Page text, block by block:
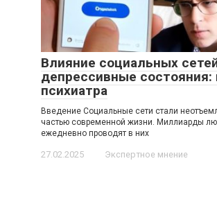
Влияние социальных
депрессивные состояния:
психиатра
Введение Социальные сети стали
частью современной жизни. Миллиарды
ежедневно проводят в них
27.02.2025 Экспертное мнение